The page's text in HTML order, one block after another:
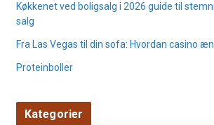
Køkkenet ved boligsalg i 2026 guide til
salg
Fra Las Vegas til din sofa: Hvordan casino
Proteinboller
Kategorier